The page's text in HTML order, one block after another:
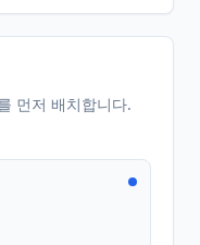
먼저 배치합니다.